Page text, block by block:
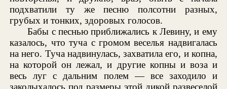
подхватили ту же песню полсотни разных,
грубых и тонких, здоровых голосов.
Бабы с песнью приближались к Левину, и ему
казалось, что туча с громом веселья надвигалась
на него. Туча надвинулась, захватила его, и копна,
на которой он лежал, и другие копны и воза и
весь луг с дальним полем — все заходило и
заколыхалось под размеры этой дикой развеселой